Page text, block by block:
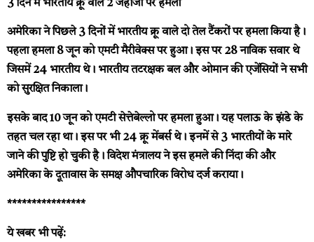
3 दिन में भारतीय क्रू वाले 2 जहाजों पर हमला
अमेरिका ने पिछले 3 दिनों में भारतीय क्रू वाले दो तेल टैंकरों पर हमला किया है।
पहला हमला 8 जून को एमटी मैरीवेक्स पर हुआ। इस पर 28 नाविक सवार थे
जिसमें 24 भारतीय थे। भारतीय तटरक्षक बल और ओमान की एजेंसियों ने सभी
को सुरक्षित निकाला।
इसके बाद 10 जून को एमटी सेत्तेबेल्लो पर हमला हुआ। यह पलाऊ के झंडे के
तहत चल रहा था। इस पर भी 24 क्रू मेंबर्स थे। इनमें से 3 भारतीयों के मारे
जाने की पुष्टि हो चुकी है। विदेश मंत्रालय ने इस हमले की निंदा की और
अमेरिका के दूतावास के समक्ष औपचारिक विरोध दर्ज कराया।
****************
ये खबर भी पढ़ें: